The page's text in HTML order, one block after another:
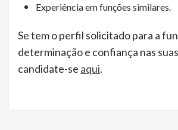
Experiência em funções similares.
Se tem o perfil solicitado para a
determinação e confiança nas
candidate-se aqui.